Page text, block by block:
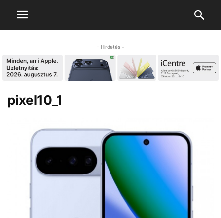
- Hirdetés -
pixel10_1